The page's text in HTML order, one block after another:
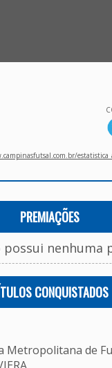
PREMIAÇÕES
nenhuma
CONQUISTADOS
Metropolitana de